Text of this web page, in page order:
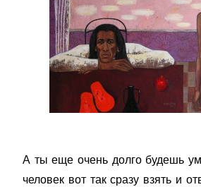
А ты еще очень долго будешь
человек вот так сразу взять и